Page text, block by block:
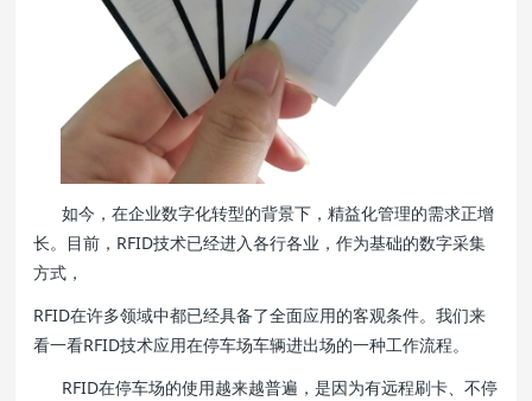
如今，在企业数字化转型的背景下，精益化管理的需求正增
长。目前，RFID技术已经进入各行各业，作为基础的数字采集
方式，
RFID在许多领域中都已经具备了全面应用的客观条件。我们来
看一看RFID技术应用在停车场车辆进出场的一种工作流程。
RFID在停车场的使用越来越普遍，是因为有远程刷卡、不停